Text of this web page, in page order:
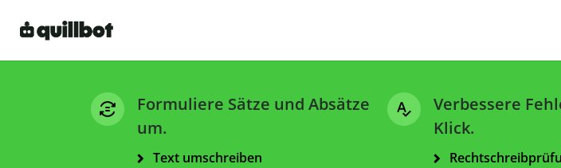
Formuliere Sätze und Absätze
um.
Text umschreiben
Verbessere
Klick.